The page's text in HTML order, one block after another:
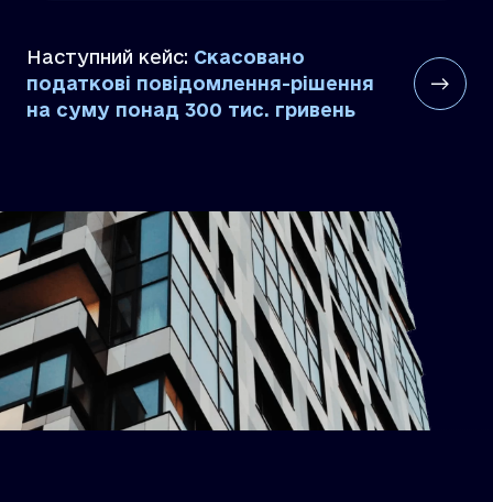
Наступний кейс: Скасовано
податкові повідомлення-рішення
на суму понад 300 тис. гривень